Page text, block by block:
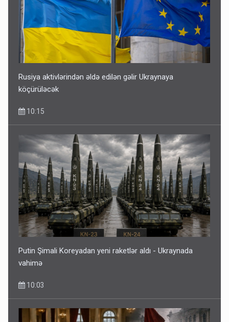
Rusiya aktivlərindən əldə edilən gəlir Ukraynaya
köçürüləcək
10:15
Putin Şimali Koreyadan yeni raketlər aldı - Ukraynada
vahimə
10:03